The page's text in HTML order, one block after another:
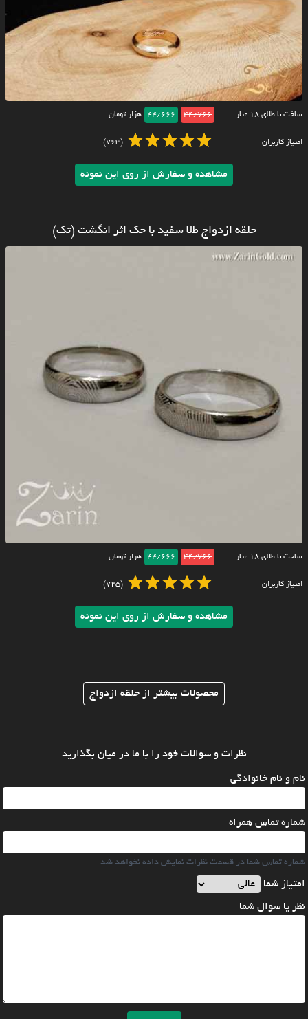
ساخت با طلای ۱۸ عیار 44/766
44/666 هزار تومان
امتیاز کاربران (763)
مشاهده و سفارش از روی این نمونه
حلقه ازدواج طلا سفید با حک اثر انگشت (تک)
ساخت با طلای ۱۸ عیار 44/766
44/666 هزار تومان
امتیاز کاربران (725)
مشاهده و سفارش از روی این نمونه
محصولات بیشتر از حلقه ازدواج
نظرات و سوالات خود را با ما در میان بگذارید
نام و نام خانوادگی
شماره تماس همراه
شماره تماس شما در قسمت نظرات نمایش داده نخواهد شد.
امتیاز شما
نظر یا سوال شما